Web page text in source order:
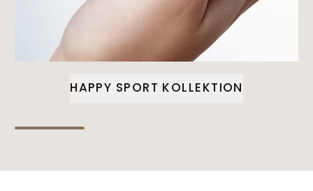
HAPPY SPORT KOLLEKTION